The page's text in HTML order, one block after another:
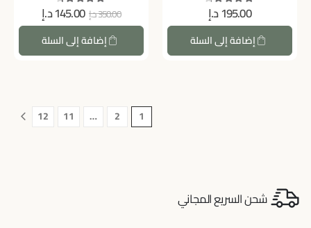
4.40
out of 5
195.00د.إ
إضافة إلى السلة
4.47350.00د.إ 145.00د.إ
إضافة إلى السلة
1
2
…
11
12
شحن السريع المجاني